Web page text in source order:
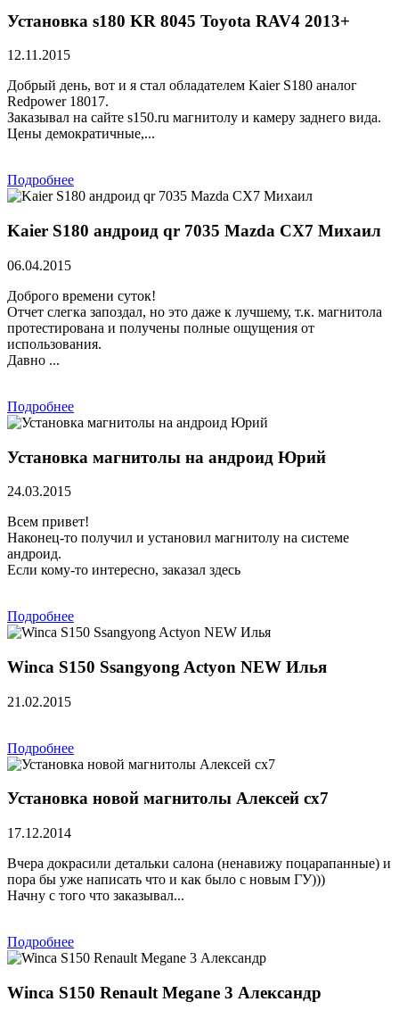
Установка s180 KR 8045 Toyota RAV4 2013+
12.11.2015
Добрый день, вот и я стал обладателем Kaier S180 аналог
Redpower 18017.
Заказывал на сайте s150.ru магнитолу и камеру заднего вида.
Цены демократичные,...
Подробнее
Kaier S180 андроид qr 7035 Mazda CX7 Михаил
06.04.2015
Доброго времени суток!
Отчет слегка запоздал, но это даже к лучшему, т.к. магнитола
протестирована и получены полные ощущения от
использования.
Давно ...
Подробнее
Установка магнитолы на андроид Юрий
24.03.2015
Всем привет!
Наконец-то получил и установил магнитолу на системе
андроид.
Если кому-то интересно, заказал здесь
Подробнее
Winca S150 Ssangyong Actyon NEW Илья
21.02.2015
Подробнее
Установка новой магнитолы Алексей сх7
17.12.2014
Вчера докрасили детальки салона (ненавижу поцарапанные) и
пора бы уже написать что и как было с новым ГУ)))
Начну с того что заказывал...
Подробнее
Winca S150 Renault Megane 3 Александр